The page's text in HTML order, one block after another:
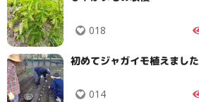
018
初めてジャガイモ植えました
014